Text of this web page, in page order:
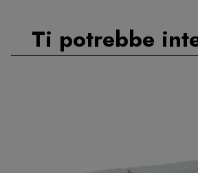
Ti potrebbe